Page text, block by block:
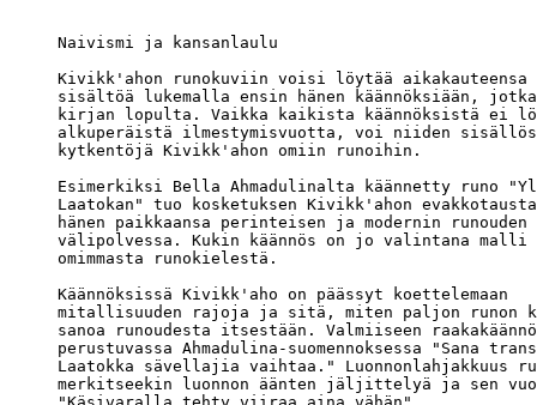
Naivismi ja kansanlaulu
Kivikk'ahon runokuviin voisi löytää
sisältöä lukemalla ensin hänen käännöksiään,
kirjan lopulta. Vaikka kaikista käännöksistä ei
alkuperäistä ilmestymisvuotta, voi niiden
kytkentöjä Kivikk'ahon omiin runoihin.
Esimerkiksi Bella Ahmadulinalta käännetty runo
Laatokan" tuo kosketuksen Kivikk'ahon
hänen paikkaansa perinteisen ja modernin runouden
välipolvessa. Kukin käännös on jo valintana malli
omimmasta runokielestä.
Käännöksissä Kivikk'aho on päässyt koettelemaan
mitallisuuden rajoja ja sitä, miten paljon runon
sanoa runoudesta itsestään. Valmiiseen
perustuvassa Ahmadulina-suomennoksessa "Sana
Laatokka sävellajia vaihtaa." Luonnonlahjakkuus
merkitseekin luonnon äänten jäljittelyä ja sen